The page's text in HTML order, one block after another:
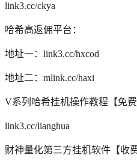
link3.cc/ckya
哈希高返佣平台：
地址一：link3.cc/hxcod
地址二：mlink.cc/haxi
V系列哈希挂机操作教程【免费
link3.cc/lianghua
财神量化第三方挂机软件【收费